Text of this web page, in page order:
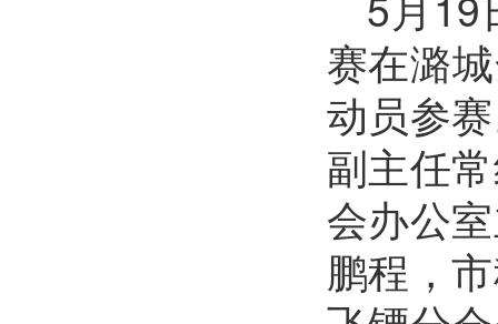
赛在潞
动员参
副主任
会办公
鹏程，